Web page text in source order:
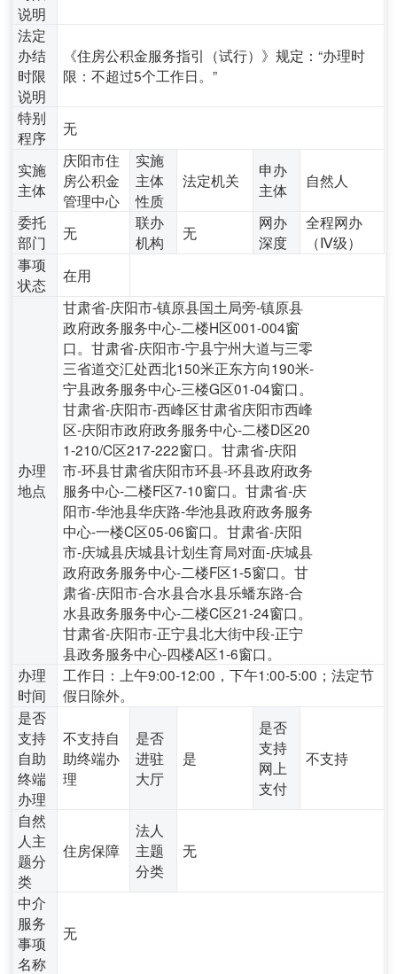
说明
法定
办结
时限
说明
《住房公积金服务指引（试行）》规定：“办理时
限：不超过5个工作日。”
特别
程序
无
实施
主体
庆阳市住
房公积金
管理中心
实施
主体
性质
法定机关
申办
主体
自然人
委托
部门
无
联办
机构
无
网办
深度
全程网办
（Ⅳ级）
事项
状态
在用
办理
地点
甘肃省-庆阳市-镇原县国土局旁-镇原县
政府政务服务中心-二楼H区001-004窗
口。甘肃省-庆阳市-宁县宁州大道与三零
三省道交汇处西北150米正东方向190米-
宁县政务服务中心-三楼G区01-04窗口。
甘肃省-庆阳市-西峰区甘肃省庆阳市西峰
区-庆阳市政府政务服务中心-二楼D区20
1-210/C区217-222窗口。甘肃省-庆阳
市-环县甘肃省庆阳市环县-环县政府政务
服务中心-二楼F区7-10窗口。甘肃省-庆
阳市-华池县华庆路-华池县政府政务服务
中心-一楼C区05-06窗口。甘肃省-庆阳
市-庆城县庆城县计划生育局对面-庆城县
政府政务服务中心-二楼F区1-5窗口。甘
肃省-庆阳市-合水县合水县乐蟠东路-合
水县政务服务中心-二楼C区21-24窗口。
甘肃省-庆阳市-正宁县北大街中段-正宁
县政务服务中心-四楼A区1-6窗口。
办理
时间
工作日：上午9:00-12:00，下午1:00-5:00；法定节
假日除外。
是否
支持
自助
终端
办理
不支持自
助终端办
理
是否
进驻
大厅
是
是否
支持
网上
支付
不支持
自然
人主
题分
类
住房保障
法人
主题
分类
无
中介
服务
事项
名称
无